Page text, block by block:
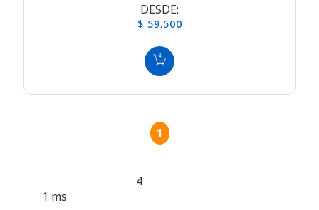
DESDE:
$ 59.500
1
4
1 ms